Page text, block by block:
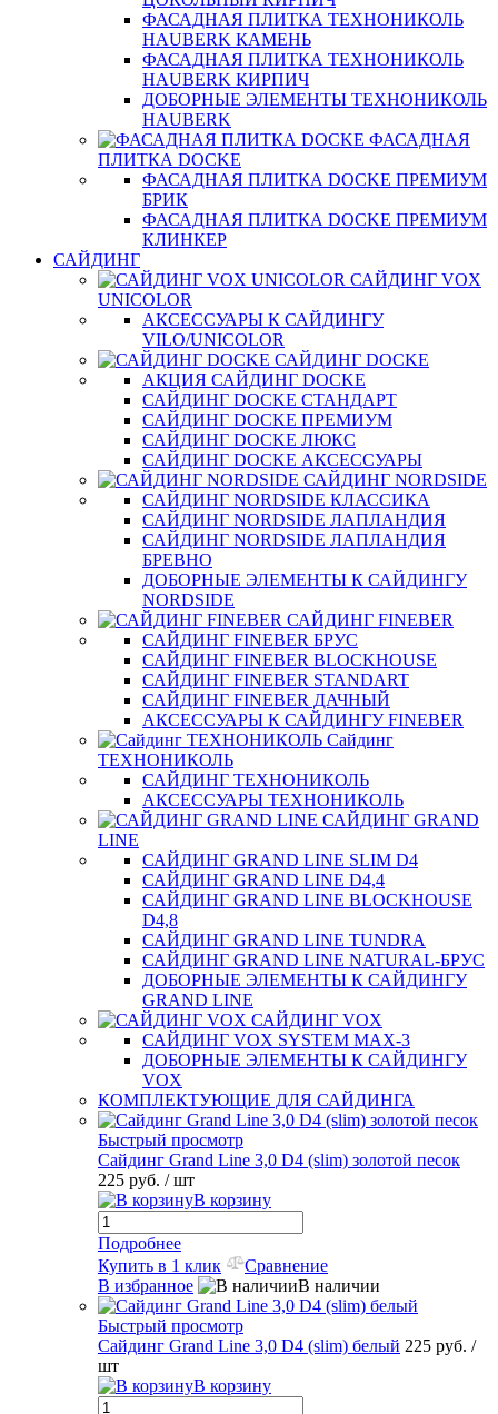
ФАСАДНАЯ ПЛИТКА ТЕХНОНИКОЛЬ
HAUBERK КАМЕНЬ
ФАСАДНАЯ ПЛИТКА ТЕХНОНИКОЛЬ
HAUBERK КИРПИЧ
ДОБОРНЫЕ ЭЛЕМЕНТЫ ТЕХНОНИКОЛЬ
HAUBERK
ФАСАДНАЯ
ПЛИТКА DOCKE
ФАСАДНАЯ ПЛИТКА DOCKE ПРЕМИУМ
БРИК
ФАСАДНАЯ ПЛИТКА DOCKE ПРЕМИУМ
КЛИНКЕР
САЙДИНГ
САЙДИНГ VOX
UNICOLOR
АКСЕССУАРЫ К САЙДИНГУ
VILO/UNICOLOR
САЙДИНГ DOCKE
АКЦИЯ САЙДИНГ DOCKE
САЙДИНГ DOCKE СТАНДАРТ
САЙДИНГ DOCKE ПРЕМИУМ
САЙДИНГ DOCKE ЛЮКС
САЙДИНГ DOCKE АКСЕССУАРЫ
САЙДИНГ NORDSIDE
САЙДИНГ NORDSIDE КЛАССИКА
САЙДИНГ NORDSIDE ЛАПЛАНДИЯ
САЙДИНГ NORDSIDE ЛАПЛАНДИЯ
БРЕВНО
ДОБОРНЫЕ ЭЛЕМЕНТЫ К САЙДИНГУ
NORDSIDE
САЙДИНГ FINEBER
САЙДИНГ FINEBER БРУС
САЙДИНГ FINEBER BLOCKHOUSE
САЙДИНГ FINEBER STANDART
САЙДИНГ FINEBER ДАЧНЫЙ
АКСЕССУАРЫ К САЙДИНГУ FINEBER
Сайдинг
ТЕХНОНИКОЛЬ
САЙДИНГ ТЕХНОНИКОЛЬ
АКСЕССУАРЫ ТЕХНОНИКОЛЬ
САЙДИНГ GRAND
LINE
САЙДИНГ GRAND LINE SLIM D4
САЙДИНГ GRAND LINE D4,4
САЙДИНГ GRAND LINE BLOCKHOUSE
D4,8
САЙДИНГ GRAND LINE TUNDRA
САЙДИНГ GRAND LINE NATURAL-БРУС
ДОБОРНЫЕ ЭЛЕМЕНТЫ К САЙДИНГУ
GRAND LINE
САЙДИНГ VOX
САЙДИНГ VOX SYSTEM MAX-3
ДОБОРНЫЕ ЭЛЕМЕНТЫ К САЙДИНГУ
VOX
КОМПЛЕКТУЮЩИЕ ДЛЯ САЙДИНГА
Быстрый просмотр
Сайдинг Grand Line 3,0 D4 (slim) золотой песок
225 руб. / шт
В корзину
Подробнее
Купить в 1 клик
Сравнение
В избранное
В наличии
Быстрый просмотр
Сайдинг Grand Line 3,0 D4 (slim) белый 225 руб. /
шт
В корзину